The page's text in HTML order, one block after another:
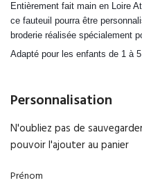
Entièrement fait main en Loire
ce fauteuil pourra être
broderie réalisée spécialement
Adapté pour les enfants de 1 à
Personnalisation
N'oubliez pas de
pouvoir l'ajouter au panier
Prénom